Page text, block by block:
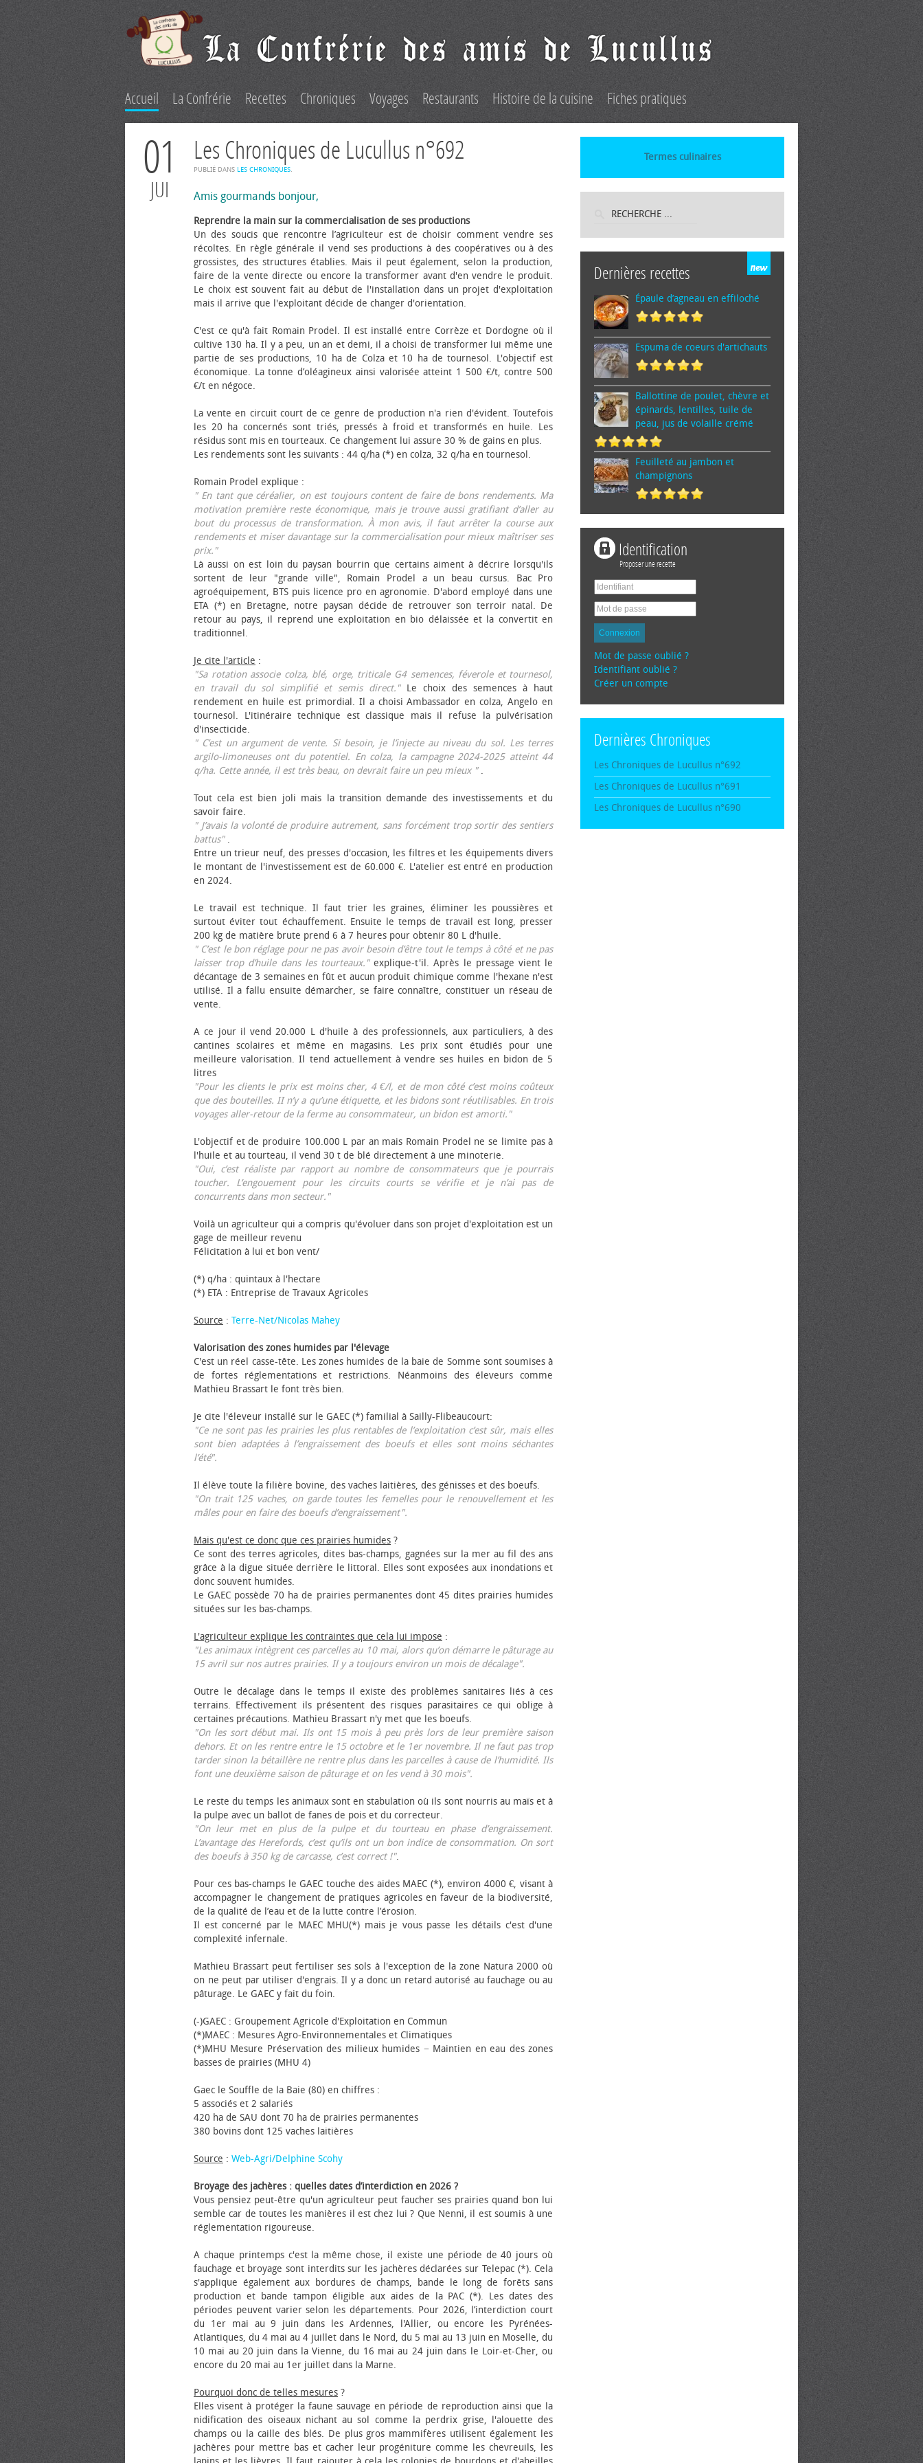
Accueil La Confrérie Recettes Chroniques Voyages Restaurants Histoire de la cuisine Fiches pratiques
01
JUI
Les Chroniques de Lucullus n°692
PUBLIÉ DANS LES CHRONIQUES.
Amis gourmands bonjour,
Reprendre la main sur la commercialisation de ses productions
Un des soucis que rencontre l’agriculteur est de choisir comment vendre ses
récoltes. En règle générale il vend ses productions à des coopératives ou à des
grossistes, des structures établies. Mais il peut également, selon la production,
faire de la vente directe ou encore la transformer avant d'en vendre le produit.
Le choix est souvent fait au début de l'installation dans un projet d'exploitation
mais il arrive que l'exploitant décide de changer d'orientation.
C'est ce qu'à fait Romain Prodel. Il est installé entre Corrèze et Dordogne où il
cultive 130 ha. Il y a peu, un an et demi, il a choisi de transformer lui même une
partie de ses productions, 10 ha de Colza et 10 ha de tournesol. L'objectif est
économique. La tonne d’oléagineux ainsi valorisée atteint 1 500 €/t, contre 500
€/t en négoce.
La vente en circuit court de ce genre de production n'a rien d'évident. Toutefois
les 20 ha concernés sont triés, pressés à froid et transformés en huile. Les
résidus sont mis en tourteaux. Ce changement lui assure 30 % de gains en plus.
Les rendements sont les suivants : 44 q/ha (*) en colza, 32 q/ha en tournesol.
Romain Prodel explique :
" En tant que céréalier, on est toujours content de faire de bons rendements. Ma
motivation première reste économique, mais je trouve aussi gratifiant d’aller au
bout du processus de transformation. À mon avis, il faut arrêter la course aux
rendements et miser davantage sur la commercialisation pour mieux maîtriser ses
prix."
Là aussi on est loin du paysan bourrin que certains aiment à décrire lorsqu'ils
sortent de leur "grande ville", Romain Prodel a un beau cursus. Bac Pro
agroéquipement, BTS puis licence pro en agronomie. D'abord employé dans une
ETA (*) en Bretagne, notre paysan décide de retrouver son terroir natal. De
retour au pays, il reprend une exploitation en bio délaissée et la convertit en
traditionnel.
Je cite l'article :
"Sa rotation associe colza, blé, orge, triticale G4 semences, féverole et tournesol,
en travail du sol simplifié et semis direct."Le choix des semences à haut
rendement en huile est primordial. Il a choisi Ambassador en colza, Angelo en
tournesol. L'itinéraire technique est classique mais il refuse la pulvérisation
d'insecticide.
" C’est un argument de vente. Si besoin, je l’injecte au niveau du sol. Les terres
argilo-limoneuses ont du potentiel. En colza, la campagne 2024-2025 atteint 44
q/ha. Cette année, il est très beau, on devrait faire un peu mieux ".
Tout cela est bien joli mais la transition demande des investissements et du
savoir faire.
" J’avais la volonté de produire autrement, sans forcément trop sortir des sentiers
battus".
Entre un trieur neuf, des presses d'occasion, les filtres et les équipements divers
le montant de l'investissement est de 60.000 €. L'atelier est entré en production
en 2024.
Le travail est technique. Il faut trier les graines, éliminer les poussières et
surtout éviter tout échauffement. Ensuite le temps de travail est long, presser
200 kg de matière brute prend 6 à 7 heures pour obtenir 80 L d'huile.
" C’est le bon réglage pour ne pas avoir besoin d’être tout le temps à côté et ne pas
laisser trop d’huile dans les tourteaux."explique-t'il. Après le pressage vient le
décantage de 3 semaines en fût et aucun produit chimique comme l'hexane n'est
utilisé. Il a fallu ensuite démarcher, se faire connaître, constituer un réseau de
vente.
A ce jour il vend 20.000 L d'huile à des professionnels, aux particuliers, à des
cantines scolaires et même en magasins. Les prix sont étudiés pour une
meilleure valorisation. Il tend actuellement à vendre ses huiles en bidon de 5
litres
"Pour les clients le prix est moins cher, 4 €/l, et de mon côté c’est moins coûteux
que des bouteilles. II n’y a qu’une étiquette, et les bidons sont réutilisables. En trois
voyages aller-retour de la ferme au consommateur, un bidon est amorti."
L'objectif et de produire 100.000 L par an mais Romain Prodel ne se limite pas à
l'huile et au tourteau, il vend 30 t de blé directement à une minoterie.
"Oui, c’est réaliste par rapport au nombre de consommateurs que je pourrais
toucher. L’engouement pour les circuits courts se vérifie et je n’ai pas de
concurrents dans mon secteur."
Voilà un agriculteur qui a compris qu'évoluer dans son projet d'exploitation est un
gage de meilleur revenu
Félicitation à lui et bon vent/
(*) q/ha : quintaux à l'hectare
(*) ETA : Entreprise de Travaux Agricoles
Source : Terre-Net/Nicolas Mahey
Valorisation des zones humides par l'élevage
C'est un réel casse-tête. Les zones humides de la baie de Somme sont soumises à
de fortes réglementations et restrictions. Néanmoins des éleveurs comme
Mathieu Brassart le font très bien.
Je cite l'éleveur installé sur le GAEC (*) familial à Sailly-Flibeaucourt:
"Ce ne sont pas les prairies les plus rentables de l’exploitation c’est sûr, mais elles
sont bien adaptées à l’engraissement des bœufs et elles sont moins séchantes
l’été".
Il élève toute la filière bovine, des vaches laitières, des génisses et des bœufs.
"On trait 125 vaches, on garde toutes les femelles pour le renouvellement et les
mâles pour en faire des bœufs d’engraissement".
Mais qu'est ce donc que ces prairies humides ?
Ce sont des terres agricoles, dites bas-champs, gagnées sur la mer au fil des ans
grâce à la digue située derrière le littoral. Elles sont exposées aux inondations et
donc souvent humides.
Le GAEC possède 70 ha de prairies permanentes dont 45 dites prairies humides
situées sur les bas-champs.
L'agriculteur explique les contraintes que cela lui impose :
"Les animaux intègrent ces parcelles au 10 mai, alors qu’on démarre le pâturage au
15 avril sur nos autres prairies. Il y a toujours environ un mois de décalage".
Outre le décalage dans le temps il existe des problèmes sanitaires liés à ces
terrains. Effectivement ils présentent des risques parasitaires ce qui oblige à
certaines précautions. Mathieu Brassart n'y met que les bœufs.
"On les sort début mai. Ils ont 15 mois à peu près lors de leur première saison
dehors. Et on les rentre entre le 15 octobre et le 1er novembre. Il ne faut pas trop
tarder sinon la bétaillère ne rentre plus dans les parcelles à cause de l’humidité. Ils
font une deuxième saison de pâturage et on les vend à 30 mois".
Le reste du temps les animaux sont en stabulation où ils sont nourris au maïs et à
la pulpe avec un ballot de fanes de pois et du correcteur.
"On leur met en plus de la pulpe et du tourteau en phase d’engraissement.
L’avantage des Herefords, c’est qu’ils ont un bon indice de consommation. On sort
des bœufs à 350 kg de carcasse, c’est correct !".
Pour ces bas-champs le GAEC touche des aides MAEC (*), environ 4000 €, visant à
accompagner le changement de pratiques agricoles en faveur de la biodiversité,
de la qualité de l’eau et de la lutte contre l’érosion.
Il est concerné par le MAEC MHU(*) mais je vous passe les détails c'est d'une
complexité infernale.
Mathieu Brassart peut fertiliser ses sols à l'exception de la zone Natura 2000 où
on ne peut par utiliser d'engrais. Il y a donc un retard autorisé au fauchage ou au
pâturage. Le GAEC y fait du foin.
(-)GAEC : Groupement Agricole d'Exploitation en Commun
(*)MAEC : Mesures Agro-Environnementales et Climatiques
(*)MHU Mesure Préservation des milieux humides − Maintien en eau des zones
basses de prairies (MHU 4)
Gaec le Souffle de la Baie (80) en chiffres :
5 associés et 2 salariés
420 ha de SAU dont 70 ha de prairies permanentes
380 bovins dont 125 vaches laitières
Source : Web-Agri/Delphine Scohy
Broyage des jachères : quelles dates d’interdiction en 2026 ?
Vous pensiez peut-être qu'un agriculteur peut faucher ses prairies quand bon lui
semble car de toutes les manières il est chez lui ? Que Nenni, il est soumis à une
réglementation rigoureuse.
A chaque printemps c'est la même chose, il existe une période de 40 jours où
fauchage et broyage sont interdits sur les jachères déclarées sur Telepac (*). Cela
s'applique également aux bordures de champs, bande le long de forêts sans
production et bande tampon éligible aux aides de la PAC (*). Les dates des
périodes peuvent varier selon les départements. Pour 2026, l’interdiction court
du 1er mai au 9 juin dans les Ardennes, l'Allier, ou encore les Pyrénées-
Atlantiques, du 4 mai au 4 juillet dans le Nord, du 5 mai au 13 juin en Moselle, du
10 mai au 20 juin dans la Vienne, du 16 mai au 24 juin dans le Loir-et-Cher, ou
encore du 20 mai au 1er juillet dans la Marne.
Pourquoi donc de telles mesures ?
Elles visent à protéger la faune sauvage en période de reproduction ainsi que la
nidification des oiseaux nichant au sol comme la perdrix grise, l'alouette des
champs ou la caille des blés. De plus gros mammifères utilisent également les
jachères pour mettre bas et cacher leur progéniture comme les chevreuils, les
Termes culinaires
Dernières recettes
Épaule d’agneau en effiloché
Espuma de cœurs d'artichauts
Ballottine de poulet, chèvre et
épinards, lentilles, tuile de
peau, jus de volaille crémé
Feuilleté au jambon et
champignons
Identification
Proposer une recette
Connexion
Mot de passe oublié ?
Identifiant oublié ?
Créer un compte
Dernières Chroniques
Les Chroniques de Lucullus n°692
Les Chroniques de Lucullus n°691
Les Chroniques de Lucullus n°690